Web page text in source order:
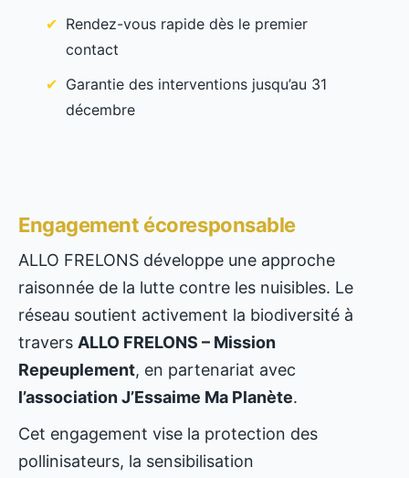
Rendez-vous rapide dès le premier
contact
Garantie des interventions jusqu’au 31
décembre
Engagement écoresponsable
ALLO FRELONS développe une approche
raisonnée de la lutte contre les nuisibles. Le
réseau soutient activement la biodiversité à
travers ALLO FRELONS – Mission
Repeuplement, en partenariat avec
l’association J’Essaime Ma Planète.
Cet engagement vise la protection des
pollinisateurs, la sensibilisation